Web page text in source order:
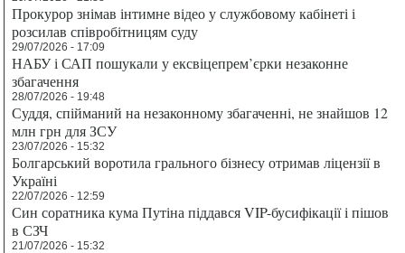
Прокурор знімав інтимне відео у службовому кабінеті і
розсилав співробітницям суду
29/07/2026 - 17:09
НАБУ і САП пошукали у ексвіцепрем’єрки незаконне
збагачення
28/07/2026 - 19:48
Суддя, спійманий на незаконному збагаченні, не знайшов 12
млн грн для ЗСУ
23/07/2026 - 15:32
Болгарський воротила грального бізнесу отримав ліцензії в
Україні
22/07/2026 - 12:59
Син соратника кума Путіна піддався VIP-бусифікації і пішов
в СЗЧ
21/07/2026 - 15:32